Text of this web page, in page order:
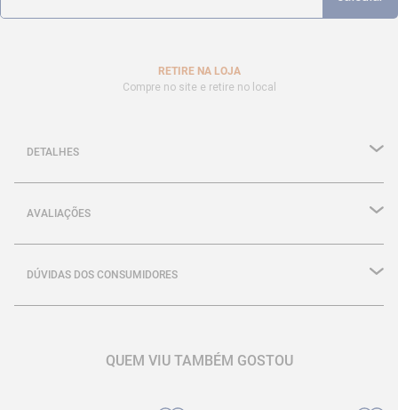
RETIRE NA LOJA
Compre no site e retire no local
DETALHES
AVALIAÇÕES
DÚVIDAS DOS CONSUMIDORES
QUEM VIU TAMBÉM GOSTOU